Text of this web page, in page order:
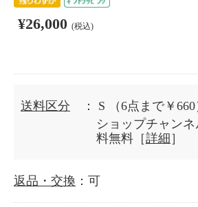
¥26,000 (税込)
送料区分 ： S
（6点まで￥660
ショップチャン
料無料［詳細 ］
返品・交換 ：可